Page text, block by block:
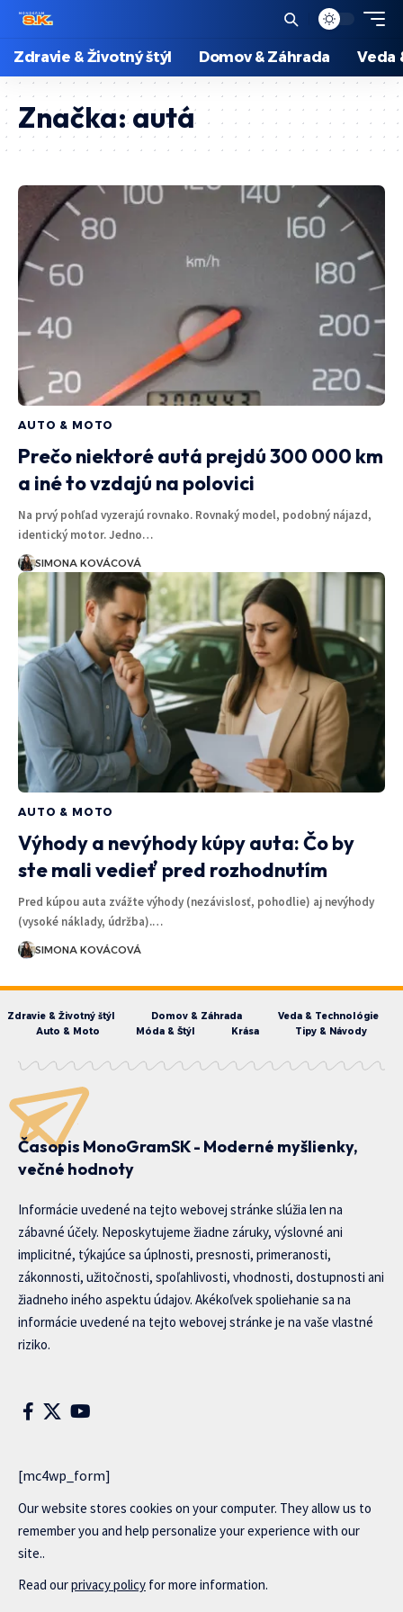
Zdravie & Životný štýl Domov & Záhrada Veda
Značka:autá
AUTO & MOTO
Prečo niektoré autá prejdú 300 000 km
a iné to vzdajú na polovici
Na prvý pohľad vyzerajú rovnako. Rovnaký model, podobný nájazd,
identický motor. Jedno…
SIMONA KOVÁCOVÁ
AUTO & MOTO
Výhody a nevýhody kúpy auta: Čo by
ste mali vedieť pred rozhodnutím
Pred kúpou auta zvážte výhody (nezávislosť, pohodlie) aj nevýhody
(vysoké náklady, údržba).…
SIMONA KOVÁCOVÁ
Zdravie & Životný štýl Domov & Záhrada
Veda & Technológie
Auto & Moto
Móda & Štýl Krása Tipy & Návody
Časopis MonoGramSK - Moderné myšlienky,
večné hodnoty
Informácie uvedené na tejto webovej stránke slúžia len na
zábavné účely. Neposkytujeme žiadne záruky, výslovné ani
implicitné, týkajúce sa úplnosti, presnosti, primeranosti,
zákonnosti, užitočnosti, spoľahlivosti, vhodnosti, dostupnosti ani
žiadneho iného aspektu údajov. Akékoľvek spoliehanie sa na
informácie uvedené na tejto webovej stránke je na vaše vlastné
riziko.
[mc4wp_form]
Our website stores cookies on your computer. They allow us to
remember you and help personalize your experience with our
site..
Read ourprivacy policy for more information.